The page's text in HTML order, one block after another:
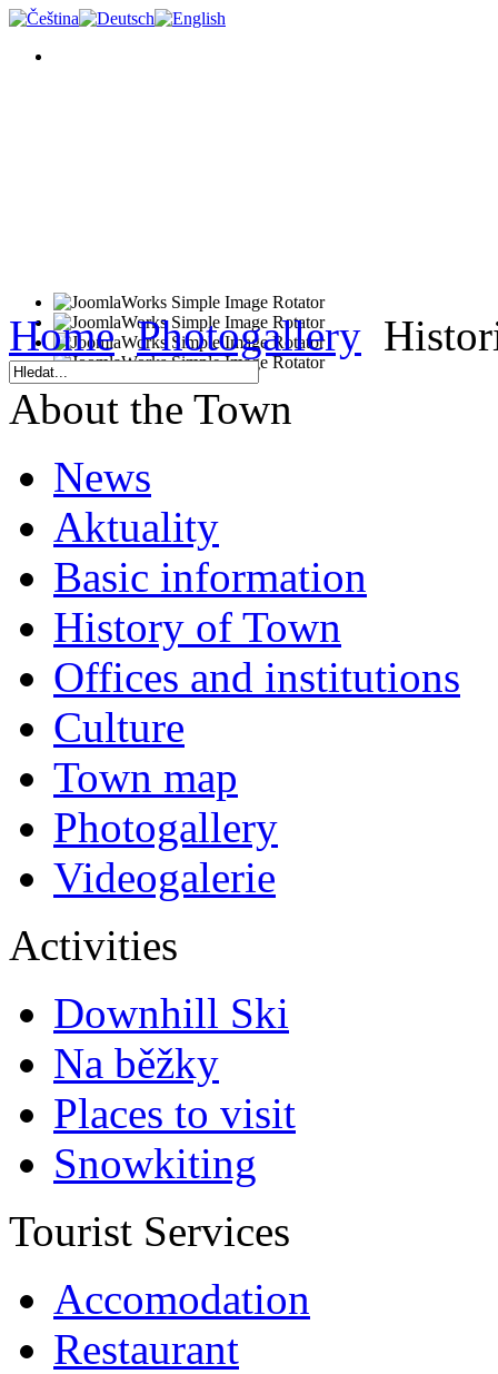
Home Photogallery
About the Town
News
Aktuality
Basic information
History of Town
Offices and institutions
Culture
Town map
Photogallery
Videogalerie
Activities
Downhill Ski
Na běžky
Places to visit
Snowkiting
Tourist Services
Accomodation
Restaurant